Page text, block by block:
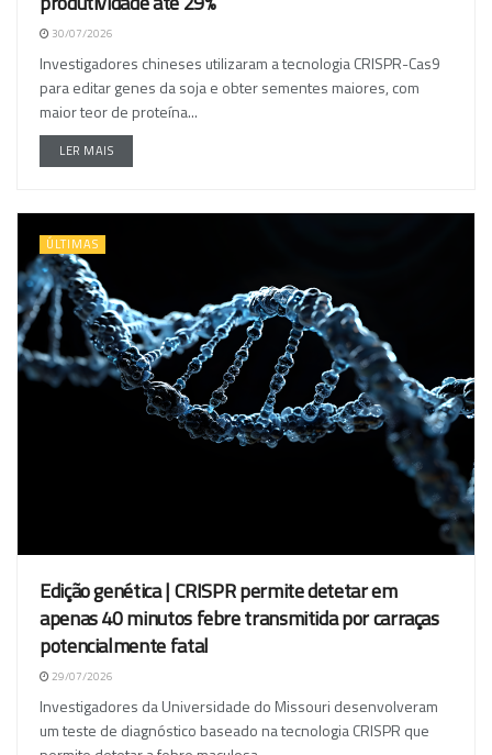
30/07/2026
Investigadores chineses utilizaram a tecnologia CRISPR-Cas9
para editar genes da soja e obter sementes maiores, com
maior teor de proteína...
LER MAIS
ÚLTIMAS
Edição genética | CRISPR permite detetar em
apenas 40 minutos febre transmitida por carraças
potencialmente fatal
29/07/2026
Investigadores da Universidade do Missouri desenvolveram
um teste de diagnóstico baseado na tecnologia CRISPR que